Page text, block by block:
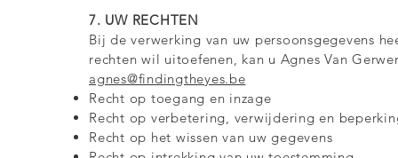
7. UW RECHTEN
Bij de verwerking van uw persoonsgegevens
rechten wil uitoefenen, kan u Agnes Van
agnes@findingtheyes.be
Recht op toegang en inzage
Recht op verbetering, verwijdering en
Recht op het wissen van uw gegevens